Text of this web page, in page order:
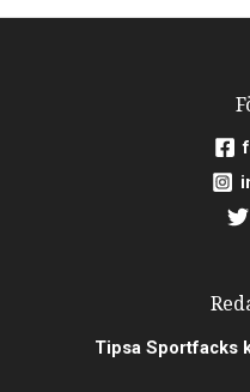
Tipsa Sportfacks